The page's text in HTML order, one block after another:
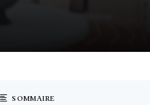
SOMMAIRE